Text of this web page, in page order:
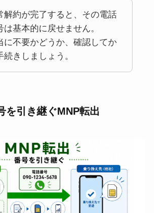
解約が完了すると、その電話
は基本的に戻せません。
に不要かどうか、確認してか
続きしましょう。
を引き継ぐMNP転出